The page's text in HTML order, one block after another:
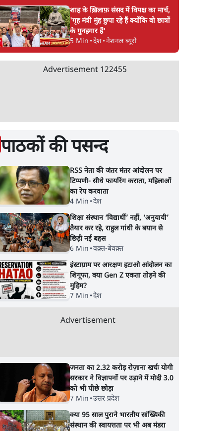
ने
बरेली में मुस्लिम दोस्तों से
मिलने पर 'लव जिहाद'
कहकर घेरा, वीडियो वायरल
होने के बाद छात्रा ने की
आत्महत्या
आज़म खान की
भटका रही सरकार'
शाह के ख़िलाफ़ संसद में विपक्ष का मार्च,
'गृह मंत्री मुंह छुपा रहे हैं क्योंकि वो छात्रों
के गुनहगार हैं'
5 Min •देश•नेशनल ब्यूरो
Advertisement 122455
पाठकों की पसन्द
RSS नेता की जंतर मंतर आंदोलन पर
टिप्पणी- सीधे फायरिंग कराता, महिलाओं
का रेप करवाता
4 Min •देश
शिक्षा संस्थान ‘विद्यार्थी’ नहीं, ‘अनुयायी’
तैयार कर रहे, राहुल गांधी के बयान से
छिड़ी नई बहस
6 Min •वक़्त-बेवक़्त
इंस्टाग्राम पर आरक्षण हटाओ आंदोलन का
शिगूफा, क्या Gen Z एकता तोड़ने की
मुहिम?
7 Min •देश
Advertisement
जनता का 2.32 करोड़ रोज़ाना खर्चः योगी
सरकार ने विज्ञापनों पर उड़ाने में मोदी 3.0
को भी पीछे छोड़ा
7 Min •उत्तर प्रदेश
क्या 95 साल पुराने भारतीय सांख्यिकी
संस्थान की स्वायत्तता पर भी अब मंडरा